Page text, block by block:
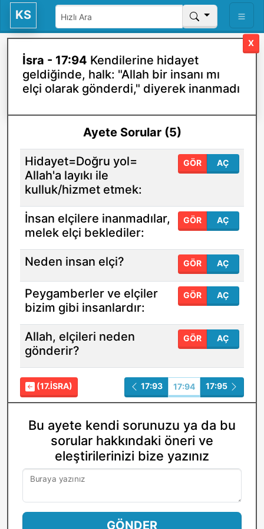
KS
İsra - 17:94 Kendilerine hidayet
geldiğinde, halk: "Allah bir insanı mı
elçi olarak gönderdi," diyerek inanmadı
X
Ayete Sorular (5)
GÖR AÇ
Hidayet=Doğru yol=
Allah'a layıkı ile
kulluk/hizmet etmek:
GÖR AÇ
İnsan elçilere inanmadılar,
melek elçi beklediler:
GÖR AÇ
Neden insan elçi?
GÖR AÇ
Peygamberler ve elçiler
bizim gibi insanlardır:
GÖR AÇ
Allah, elçileri neden
gönderir?
(17.İSRA) 17:93 17:94 17:95
Bu ayete kendi sorunuzu ya da bu
sorular hakkındaki öneri ve
eleştirilerinizi bize yazınız
Buraya yazınız
GÖNDER